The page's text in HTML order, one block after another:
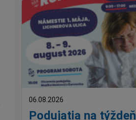
Podujatia na týždeň
06.08.2026